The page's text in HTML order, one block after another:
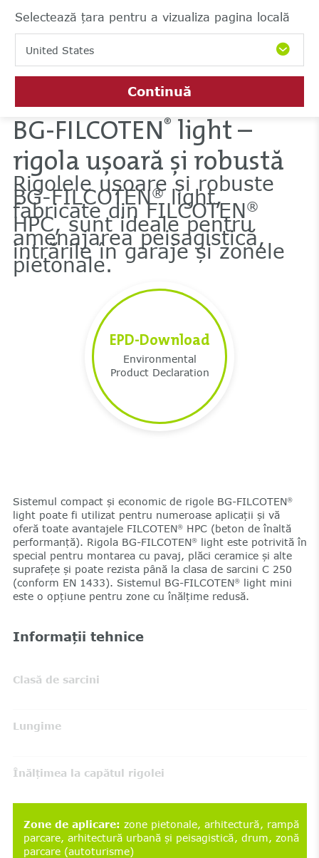
Selectează țara pentru a vizualiza pagina locală
United States
Continuă
BG-FILCOTEN® light –
rigola ușoară și robustă
Rigolele ușoare și robuste
BG-FILCOTEN®light,
fabricate din FILCOTEN®
HPC, sunt ideale pentru
amenajarea peisagistică,
intrările în garaje și zonele
pietonale.
EPD-Download
Environmental
Product Declaration
Sistemul compact și economic de rigole BG-FILCOTEN®
light poate fi utilizat pentru numeroase aplicații și vă
oferă toate avantajele FILCOTEN®HPC (beton de înaltă
performanță). Rigola BG-FILCOTEN®light este potrivită în
special pentru montarea cu pavaj, plăci ceramice și alte
suprafețe și poate rezista până la clasa de sarcini C 250
(conform EN 1433). Sistemul BG-FILCOTEN®light mini
este o opțiune pentru zone cu înălțime redusă.
Informații tehnice
Clasă de sarcini
Lungime
Înălțimea la capătul rigolei
Zone de aplicare: zone pietonale arhitectură rampă
parcare arhitectură urbană și peisagistică drum zonă
parcare (autoturisme)